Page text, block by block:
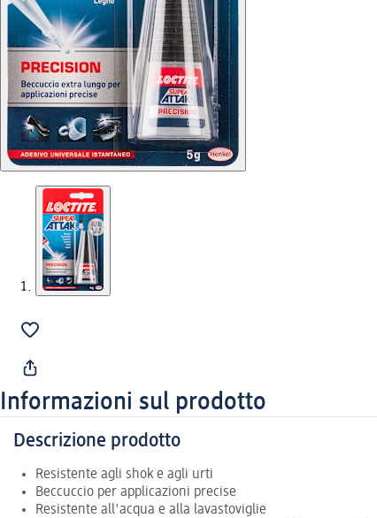
Informazioni sul prodotto
Descrizione prodotto
Resistente agli shok e agli urti
Beccuccio per applicazioni precise
Resistente all'acqua e alla lavastoviglie